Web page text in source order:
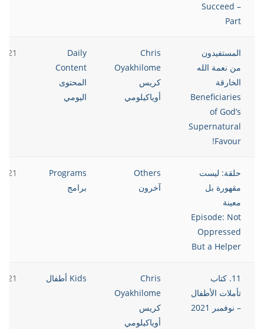
Succeed –
Part
المستفيدون
من نعمة الله
الخارقة
Beneficiaries
of God’s
Supernatural
Favour!
Chris
Oyakhilome
كريس
أوياكيلومي
Daily
Content
المحتوى
اليومي
حلقة: ليست
مقهورة بل
معينة
Episode: Not
Oppressed
But a Helper
Others
آخرون
Programs
برامج
11. كتاب
تأملات الأطفال
– نوفمبر 2021
Chris
Oyakhilome
كريس
أوياكيلومي
Kids أطفال